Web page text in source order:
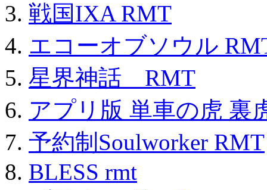
戦国IXA RMT
エコーオブソウル
星界神話 RMT
アプリ版 単車の虎 裏
予約制Soulworker RMT
BLESS rmt